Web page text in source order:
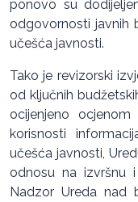
ponovo su
odgovornosti javnih
učešća javnosti.
Tako je revizorski
od ključnih
ocijenjeno
korisnosti
učešća javnosti,
odnosu na izvršnu
Nadzor Ureda nad